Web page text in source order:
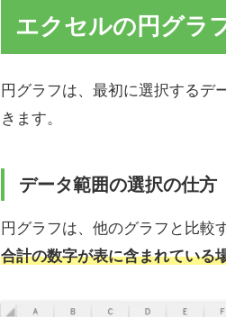
エクセルの円グラ
円グラフは、最初に選択するデ
きます。
データ範囲の選択の仕方
円グラフは、他のグラフと比較
合計の数字が表に含まれている